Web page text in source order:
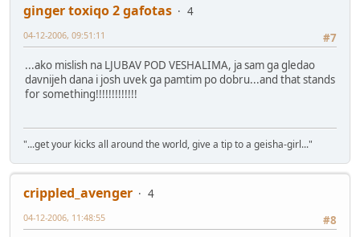
ginger toxiqo 2 gafotas
4
#7
04-12-2006, 09:51:11
...ako mislish na LJUBAV POD VESHALIMA, ja sam ga gledao
davnijeh dana i josh uvek ga pamtim po dobru...and that stands
for something!!!!!!!!!!!!!
"...get your kicks all around the world, give a tip to a geisha-girl..."
crippled_avenger
4
#8
04-12-2006, 11:48:55